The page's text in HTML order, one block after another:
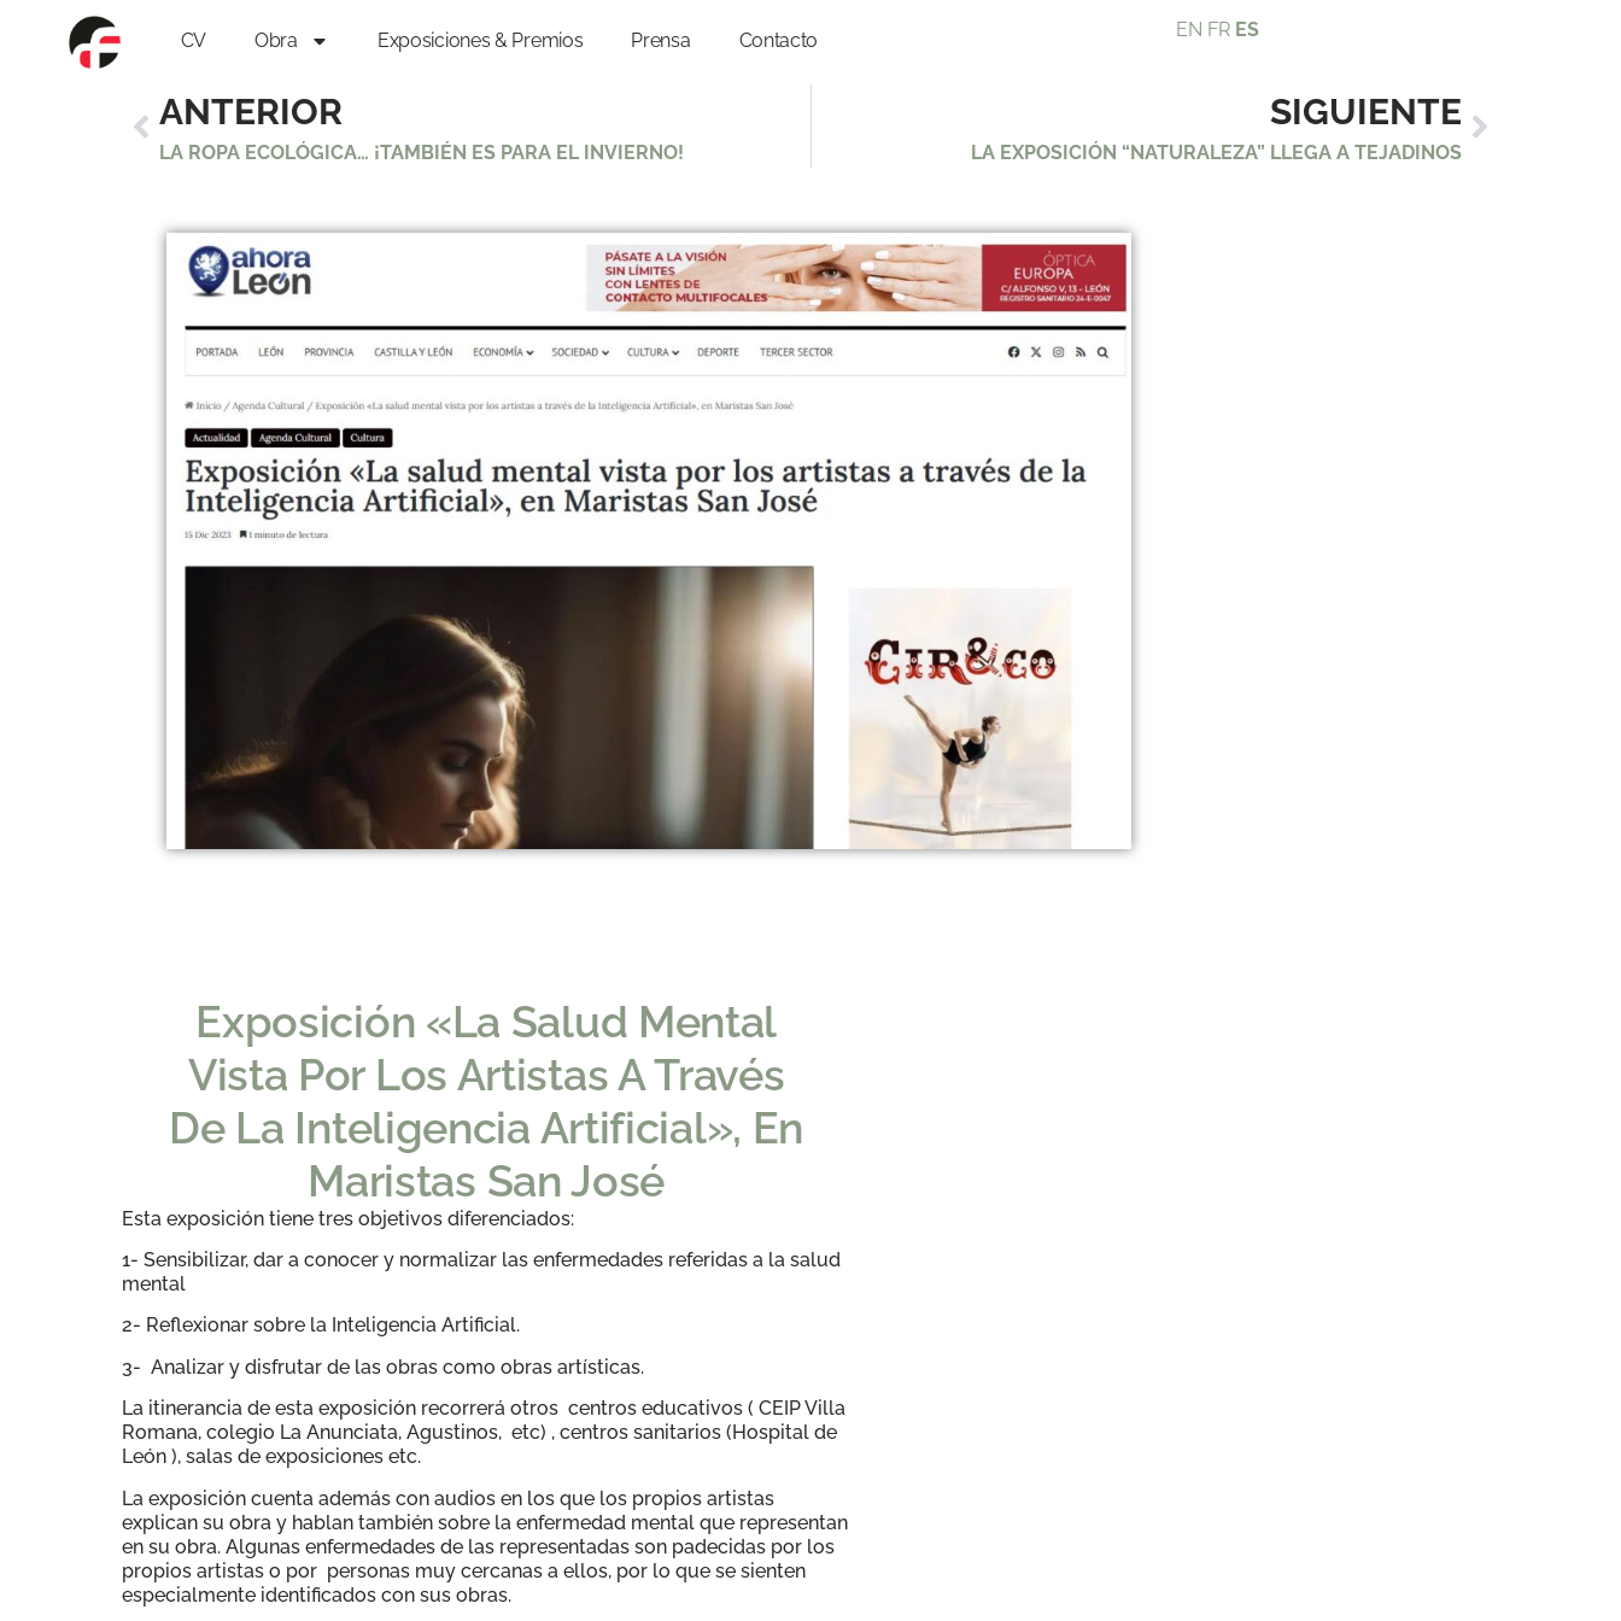
CV Obra Exposiciones & Premios Prensa Contacto EN FR ES
ANTERIOR
LA ROPA ECOLÓGICA… ¡TAMBIÉN ES PARA EL INVIERNO!
SIGUIENTE
LA EXPOSICIÓN “NATURALEZA” LLEGA A TEJADINOS
Exposición «La Salud Mental
Vista Por Los Artistas A Través
De La Inteligencia Artificial», En
Maristas San José
Esta exposición tiene tres objetivos diferenciados:
1- Sensibilizar, dar a conocer y normalizar las enfermedades referidas a la salud
mental
2- Reflexionar sobre la Inteligencia Artificial.
3- Analizar y disfrutar de las obras como obras artísticas.
La itinerancia de esta exposición recorrerá otros centros educativos ( CEIP Villa
Romana, colegio La Anunciata, Agustinos, etc) , centros sanitarios (Hospital de
León ), salas de exposiciones etc.
La exposición cuenta además con audios en los que los propios artistas
explican su obra y hablan también sobre la enfermedad mental que representan
en su obra. Algunas enfermedades de las representadas son padecidas por los
propios artistas o por personas muy cercanas a ellos, por lo que se sienten
especialmente identificados con sus obras.